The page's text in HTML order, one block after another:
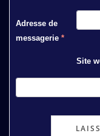
Adresse de
messagerie *
Site